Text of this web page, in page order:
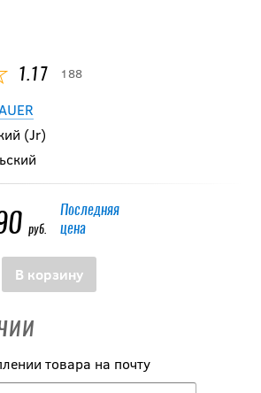
1.17 188
(Jr)
руб.
Последняя
цена
В корзину
товара на почту